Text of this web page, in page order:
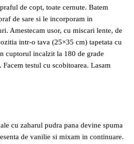
de copt, toate cernute. Batem
de sare si le incorporam in
Amestecam usor, cu miscari lente, de
intr-o tava (25×35 cm) tapetata cu
cuptorul incalzit la 180 de grade
testul cu scobitoarea. Lasam
cu zaharul pudra pana devine spuma
de vanilie si mixam in continuare.